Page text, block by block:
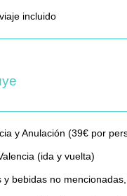
incluido
y Anulación (39€ por
(ida y vuelta)
y bebidas no